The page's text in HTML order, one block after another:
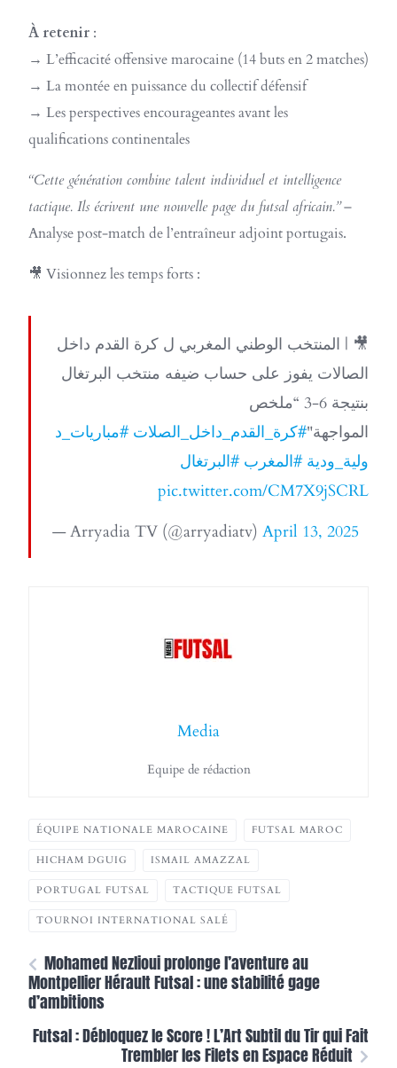
À retenir :
→ L’efficacité offensive marocaine (14 buts en 2 matches)
→ La montée en puissance du collectif défensif
→ Les perspectives encourageantes avant les
qualifications continentales
“Cette génération combine talent individuel et intelligence
tactique. Ils écrivent une nouvelle page du futsal africain.”–
Analyse post-match de l’entraîneur adjoint portugais.
🎥 Visionnez les temps forts :
🎥 | المنتخب الوطني المغربي ل كرة القدم داخل
الصالات يفوز على حساب ضيفه منتخب البرتغال
بنتيجة 6-3 “ملخص
المواجهة"#كرة_القدم_داخل_الصلات #مباريات_د
ولية_ودية #المغرب #البرتغال
pic.twitter.com/CM7X9jSCRL
— Arryadia TV (@arryadiatv) April 13, 2025
Media
Equipe de rédaction
ÉQUIPE NATIONALE MAROCAINE FUTSAL MAROC
HICHAM DGUIG ISMAIL AMAZZAL
PORTUGAL FUTSAL TACTIQUE FUTSAL
TOURNOI INTERNATIONAL SALÉ
Mohamed Nezlioui prolonge l’aventure au
Montpellier Hérault Futsal : une stabilité gage
d’ambitions
Futsal : Débloquez le Score ! L’Art Subtil du Tir qui Fait
Trembler les Filets en Espace Réduit